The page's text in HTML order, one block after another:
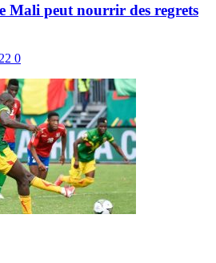
Mali peut nourrir des regrets
0